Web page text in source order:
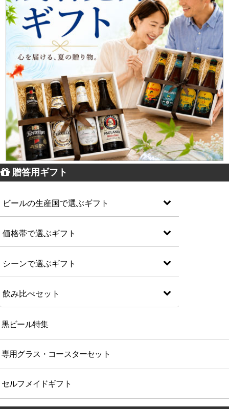
贈答用ギフト
ビールの生産国で選ぶギフト
価格帯で選ぶギフト
シーンで選ぶギフト
飲み比べセット
黒ビール特集
専用グラス・コースターセット
セルフメイドギフト